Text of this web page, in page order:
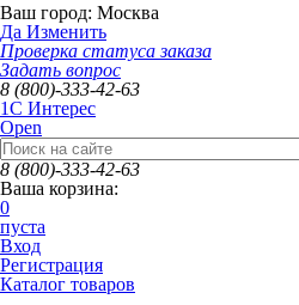
Ваш город: Москва
Да Изменить
Проверка статуса заказа
Задать вопрос
8 (800)-333-42-63
1C Интерес
Open
8 (800)-333-42-63
Ваша корзина:
0
пуста
Вход
Регистрация
Каталог товаров